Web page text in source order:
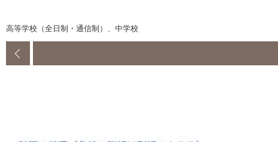
高等学校（全日制・通信制）、中学校